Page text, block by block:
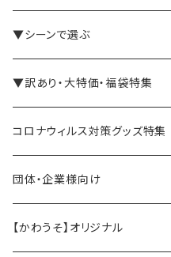
バインダー・メモパッド
手帳・ノート
ペン立て・収納ケース・トレイ
バッグ・かばん
▼シーンで選ぶ
テレワーク・在宅ワーク向け
司会・セミナー講師向け
営業マン向け
事務職の方向け
▼訳あり・大特価・福袋特集
アウトレット商品
福袋・まとめ買い
コロナウィルス対策グッズ特集
団体・企業様向け
【かわうそ】オリジナル